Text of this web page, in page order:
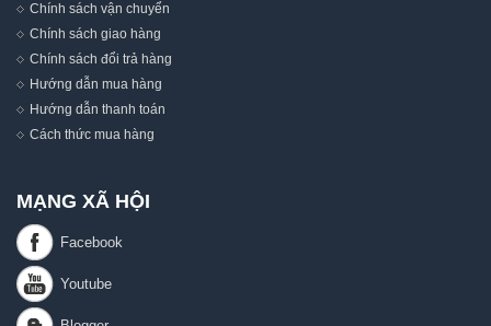
Chính sách vận chuyển
Chính sách giao hàng
Chính sách đổi trả hàng
Hướng dẫn mua hàng
Hướng dẫn thanh toán
Cách thức mua hàng
MẠNG XÃ HỘI